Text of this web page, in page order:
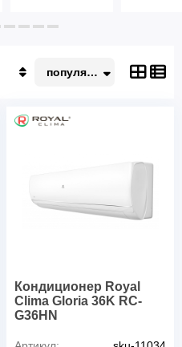
Недорогие
популярные
Кондиционер Royal
Clima Gloria 36K RC-
G36HN